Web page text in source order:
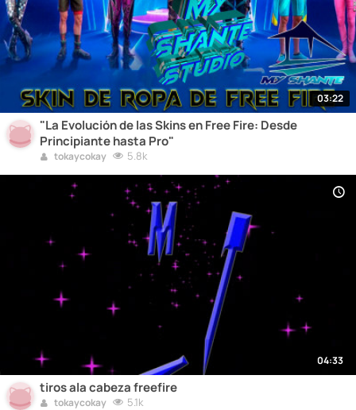
03:22
"La Evolución de las Skins en Free Fire: Desde
Principiante hasta Pro"
tokaycokay 5.8k
04:33
tiros ala cabeza freefire
tokaycokay 5.1k